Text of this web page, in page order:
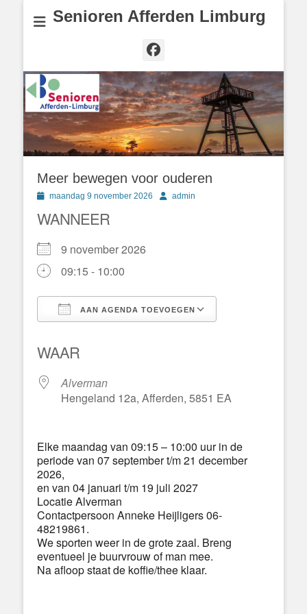
Senioren Afferden Limburg
Facebook
Meer bewegen voor ouderen
Geplaatst
maandag 9 november 2026 Authoradmin
WANNEER
9 november 2026
09:15 - 10:00
AAN AGENDA TOEVOEGEN
WAAR
Alverman
Hengeland 12a, Afferden, 5851 EA
Elke maandag van 09:15 – 10:00 uur in de
periode van 07 september t/m 21 december
2026,
en van 04 januari t/m 19 juli 2027
Locatie Alverman
Contactpersoon Anneke Heijligers 06-
48219861.
We sporten weer in de grote zaal. Breng
eventueel je buurvrouw of man mee.
Na afloop staat de koffie/thee klaar.